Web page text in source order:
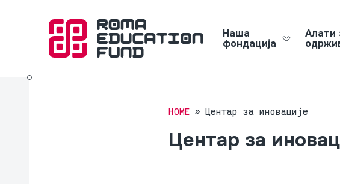
Наша
фондација
Алати
HOME Центар за иновације
Центар за